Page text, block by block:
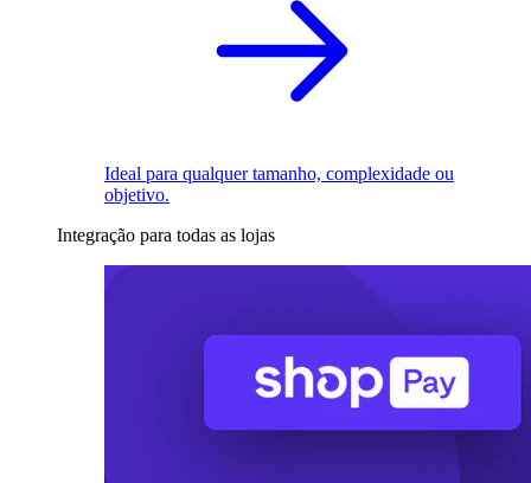
Ideal para qualquer tamanho, complexidade ou
objetivo.
Integração para todas as lojas